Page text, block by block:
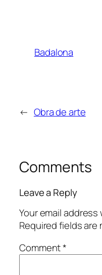
Badalona
← Obra de arte
Comments
Leave a Reply
Your email
Required fields are
Comment*